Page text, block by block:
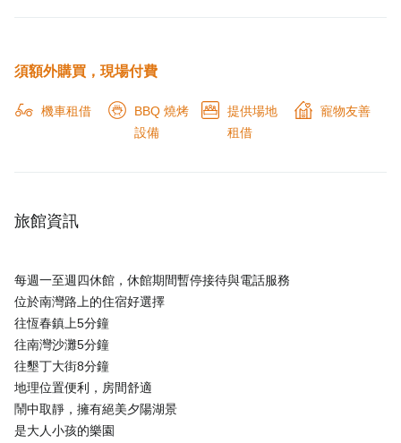
須額外購買，現場付費
機車租借
BBQ 燒烤
設備
提供場地
租借
寵物友善
旅館資訊
每週一至週四休館，休館期間暫停接待與電話服務
位於南灣路上的住宿好選擇
往恆春鎮上5分鐘
往南灣沙灘5分鐘
往墾丁大街8分鐘
地理位置便利，房間舒適
鬧中取靜，擁有絕美夕陽湖景
是大人小孩的樂園